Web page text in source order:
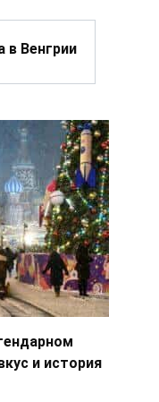
Венгрии
и история